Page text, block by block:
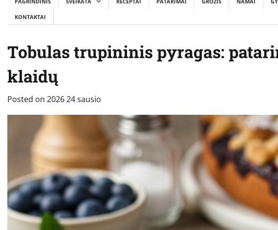
KONTAKTAI
Tobulas trupininis pyragas:
klaidų
Posted on 2026 24 sausio